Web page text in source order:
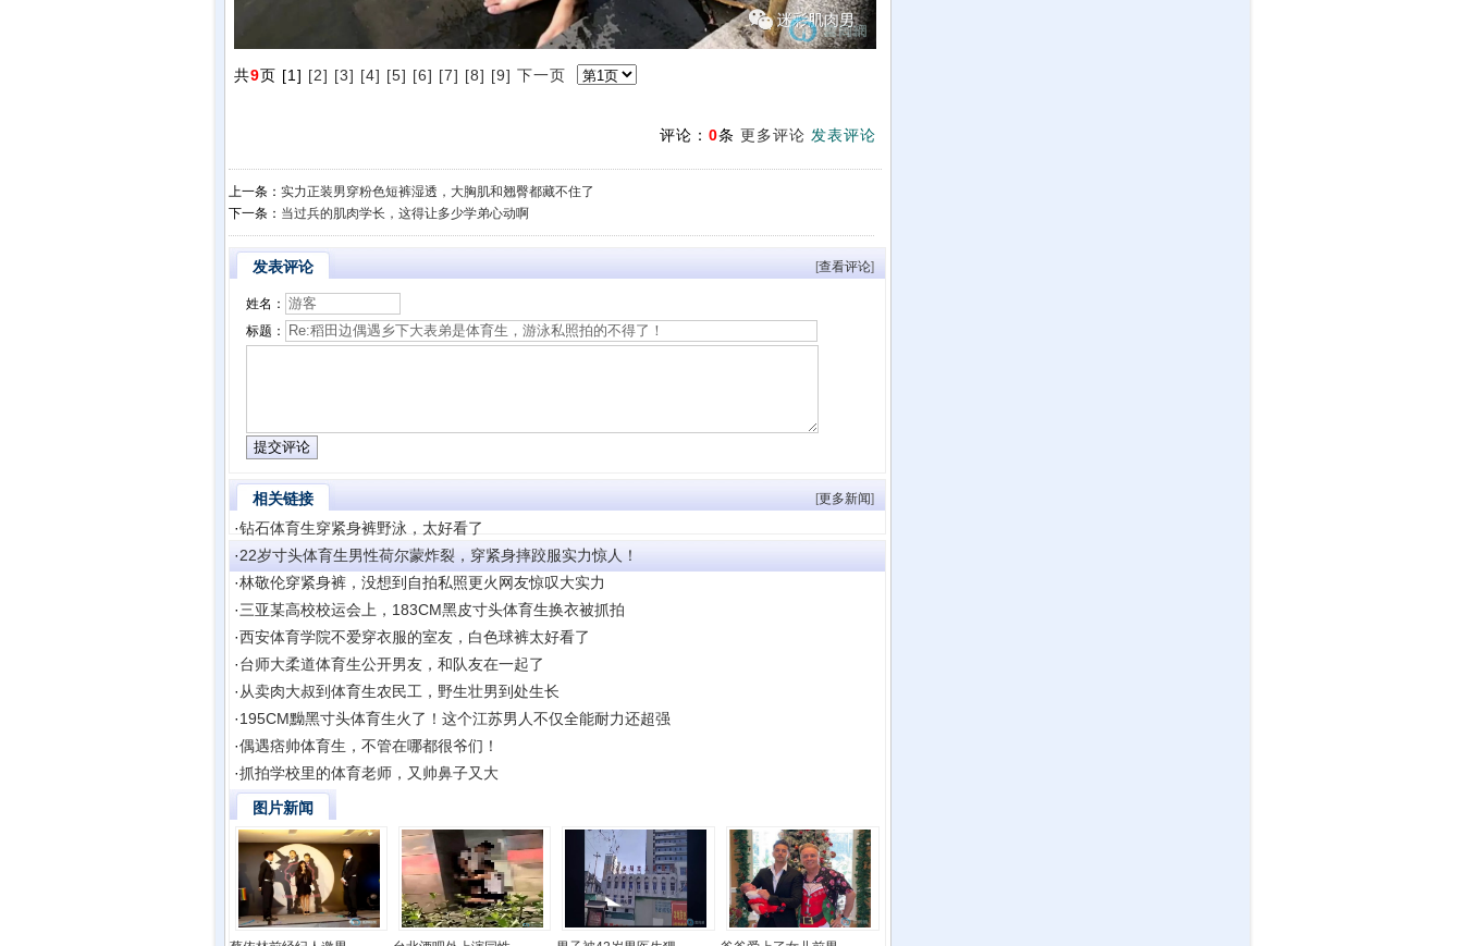
共9页 [1] [2] [3] [4] [5] [6] [7] [8] [9] 下一页
评论： 0条 更多评论 发表评论
上一条： 实力正装男穿粉色短裤湿透，大胸肌和翘臀都藏不住了
下一条： 当过兵的肌肉学长，这得让多少学弟心动啊
发表评论 [查看评论]
姓名：
标题：
相关链接 [更多新闻]
·钻石体育生穿紧身裤野泳，太好看了
·22岁寸头体育生男性荷尔蒙炸裂，穿紧身摔跤服实力惊人！
·林敬伦穿紧身裤，没想到自拍私照更火网友惊叹大实力
·三亚某高校校运会上，183CM黑皮寸头体育生换衣被抓拍
·西安体育学院不爱穿衣服的室友，白色球裤太好看了
·台师大柔道体育生公开男友，和队友在一起了
· 从卖肉大叔到体育生农民工，野生壮男到处生长
·195CM黝黑寸头体育生火了！这个江苏男人不仅全能耐力还超强
·偶遇痞帅体育生，不管在哪都很爷们！
·抓拍学校里的体育老师，又帅鼻子又大
图片新闻